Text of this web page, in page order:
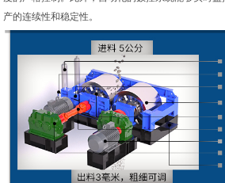
产的连续性和稳定性。